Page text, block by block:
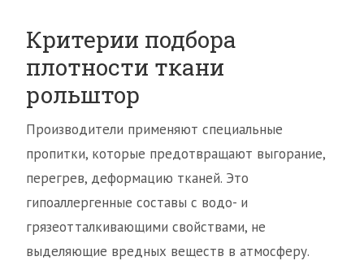
Критерии подбора
плотности ткани
рольштор
Производители применяют специальные
пропитки, которые предотвращают выгорание,
перегрев, деформацию тканей. Это
гипоаллергенные составы с водо- и
грязеотталкивающими свойствами, не
выделяющие вредных веществ в атмосферу.